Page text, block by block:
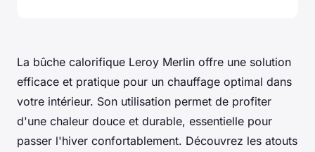
La bûche calorifique Leroy Merlin offre une solution
efficace et pratique pour un chauffage optimal dans
votre intérieur. Son utilisation permet de profiter
d'une chaleur douce et durable, essentielle pour
passer l'hiver confortablement. Découvrez les atouts